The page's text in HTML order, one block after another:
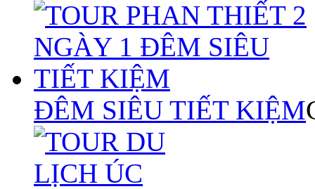
ĐÊM SIÊU TIẾT KIỆM